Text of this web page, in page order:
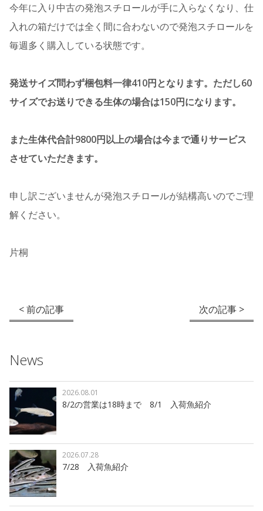
今年に入り中古の発泡スチロールが手に入らなくなり、仕
入れの箱だけでは全く間に合わないので発泡スチロールを
毎週多く購入している状態です。
発送サイズ問わず梱包料一律410円となります。ただし60
サイズでお送りできる生体の場合は150円になります。
また生体代合計9800円以上の場合は今まで通りサービス
させていただきます。
申し訳ございませんが発泡スチロールが結構高いのでご理
解ください。
片桐
< 前の記事 次の記事 >
News
8/2の営業は18時まで 8/1 入荷魚紹介
2026.08.01
7/28 入荷魚紹介
2026.07.28